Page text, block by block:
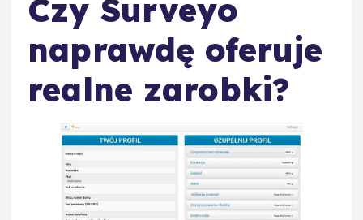
Czy Surveyo
naprawdę oferuje
realne zarobki?